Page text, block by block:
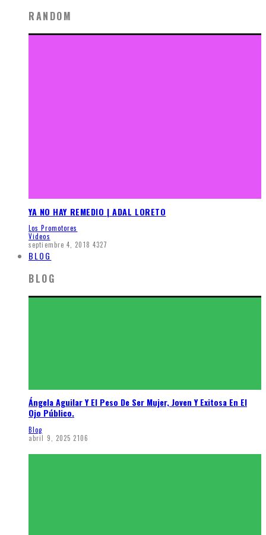
RANDOM
YA NO HAY REMEDIO | ADAL LORETO
Los Promotores
Videos
septiembre 4, 2018 4327
BLOG
BLOG
Ángela Aguilar Y El Peso De Ser Mujer, Joven Y Exitosa En El
Ojo Público.
Blog
abril 9, 2025 2106